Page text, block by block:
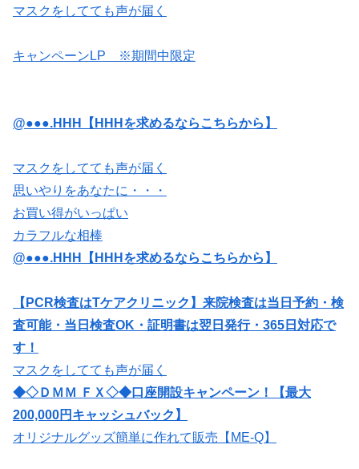
マスクをしてても声が届く
キャンペーンLP ※期間中限定
@●●●.HHH【HHHを求めるならこちらから】
マスクをしてても声が届く
思いやりをあなたに・・・
お買い得がいっぱい
カラフルな相棒
@●●●.HHH【HHHを求めるならこちらから】
【PCR検査はTケアクリニック】来院検査は当日予約・検
査可能・当日検査OK・証明書は翌日発行・365日対応で
す！
マスクをしてても声が届く
◆◇ＤＭＭ ＦＸ◇◆口座開設キャンペーン！【最大
200,000円キャッシュバック】
オリジナルグッズ簡単に作れて販売【ME-Q】